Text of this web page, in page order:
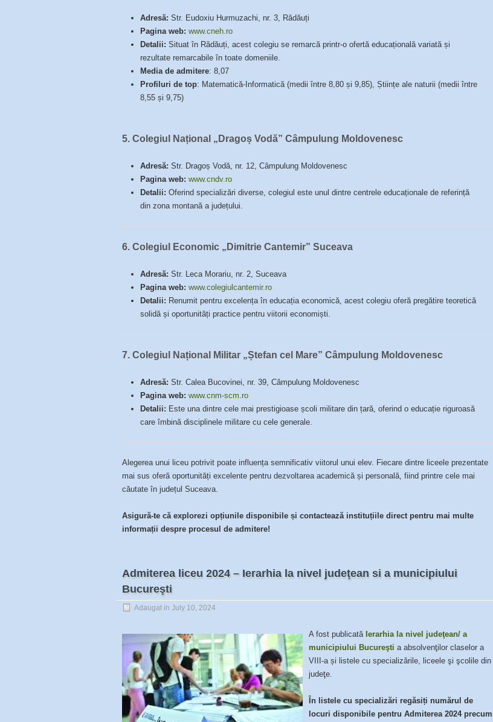
Adresă: Str. Eudoxiu Hurmuzachi, nr. 3, Rădăuți
Pagina web: www.cneh.ro
Detalii: Situat în Rădăuți, acest colegiu se remarcă printr-o ofertă educațională variată și
rezultate remarcabile în toate domeniile.
Media de admitere: 8,07
Profiluri de top: Matematică-Informatică (medii între 8,80 și 9,85), Științe ale naturii (medii între
8,55 și 9,75)
5. Colegiul Național „Dragoș Vodă” Câmpulung Moldovenesc
Adresă: Str. Dragoș Vodă, nr. 12, Câmpulung Moldovenesc
Pagina web: www.cndv.ro
Detalii: Oferind specializări diverse, colegiul este unul dintre centrele educaționale de referință
din zona montană a județului.
6. Colegiul Economic „Dimitrie Cantemir” Suceava
Adresă: Str. Leca Morariu, nr. 2, Suceava
Pagina web: www.colegiulcantemir.ro
Detalii: Renumit pentru excelența în educația economică, acest colegiu oferă pregătire teoretică
solidă și oportunități practice pentru viitorii economiști.
7. Colegiul Național Militar „Ștefan cel Mare” Câmpulung Moldovenesc
Adresă: Str. Calea Bucovinei, nr. 39, Câmpulung Moldovenesc
Pagina web: www.cnm-scm.ro
Detalii: Este una dintre cele mai prestigioase școli militare din țară, oferind o educație riguroasă
care îmbină disciplinele militare cu cele generale.
Alegerea unui liceu potrivit poate influența semnificativ viitorul unui elev. Fiecare dintre liceele prezentate
mai sus oferă oportunități excelente pentru dezvoltarea academică și personală, fiind printre cele mai
căutate în județul Suceava.
Asigură-te că explorezi opțiunile disponibile și contactează instituțiile direct pentru mai multe
informații despre procesul de admitere!
Admiterea liceu 2024 – Ierarhia la nivel judeţean si a municipiului
Bucureşti
Adaugat in July 10, 2024
A fost publicată Ierarhia la nivel judeţean/ a
municipiului Bucureşti a absolvenţilor claselor a
VIII-a și listele cu specializările, liceele şi şcolile din
judeţe.
În listele cu specializări regăsiți numărul de
locuri disponibile pentru Admiterea 2024 precum